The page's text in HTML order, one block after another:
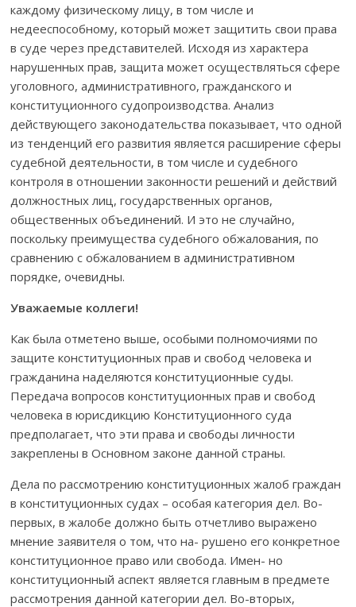
каждому физическому лицу, в том числе и
недееспособному, который может защитить свои права
в суде через представителей. Исходя из характера
нарушенных прав, защита может осуществляться сфере
уголовного, административного, гражданского и
конституционного судопроизводства. Анализ
действующего законодательства показывает, что одной
из тенденций его развития является расширение сферы
судебной деятельности, в том числе и судебного
контроля в отношении законности решений и действий
должностных лиц, государственных органов,
общественных объединений. И это не случайно,
поскольку преимущества судебного обжалования, по
сравнению с обжалованием в административном
порядке, очевидны.
Уважаемые коллеги!
Как была отметено выше, особыми полномочиями по
защите конституционных прав и свобод человека и
гражданина наделяются конституционные суды.
Передача вопросов конституционных прав и свобод
человека в юрисдикцию Конституционного суда
предполагает, что эти права и свободы личности
закреплены в Основном законе данной страны.
Дела по рассмотрению конституционных жалоб граждан
в конституционных судах – особая категория дел. Во-
первых, в жалобе должно быть отчетливо выражено
мнение заявителя о том, что на- рушено его конкретное
конституционное право или свобода. Имен- но
конституционный аспект является главным в предмете
рассмотрения данной категории дел. Во-вторых,